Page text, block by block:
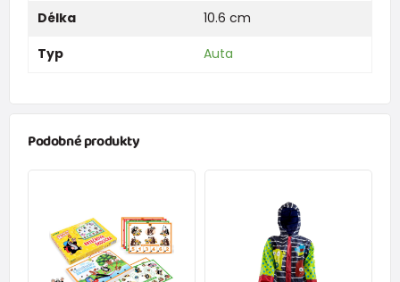
Délka
10.6 cm
Typ
Auta
Podobné produkty